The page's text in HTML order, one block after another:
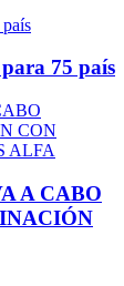
75 país
A CABO